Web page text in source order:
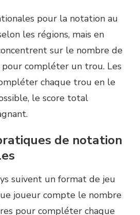
pour la notation au
les régions, mais en
sur le nombre de
pour compléter un trou. Les
chaque trou en le
le score total
de notation
suivent un format de jeu
joueur compte le nombre
pour compléter chaque